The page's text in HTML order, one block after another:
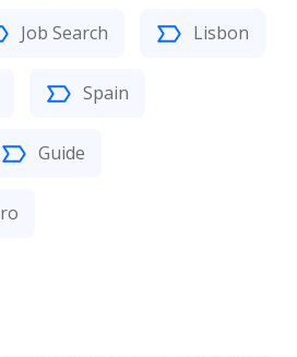
Job Search Lisbon
Spain
Guide